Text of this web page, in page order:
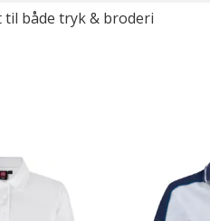
til både tryk & broderi